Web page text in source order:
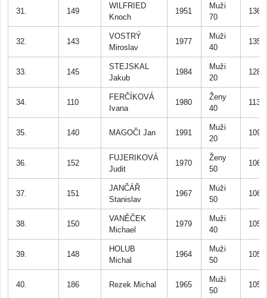
31. 149
WILFRIED
Knoch
1951
Muži
70
136
32. 143
VOSTRÝ
Miroslav
1977
Muži
40
135
33. 145
STEJSKAL
Jakub
1984
Muži
20
128
34. 110
FERČÍKOVÁ
Ivana
1980
Ženy
40
113
35. 140 MAGOČI Jan 1991
Muži
20
109
36. 152
FUJERIKOVÁ
Judit
1970
Ženy
50
106
37. 151
JANČÁŘ
Stanislav
1967
Muži
50
106
38. 150
VANĚČEK
Michael
1979
Muži
40
105
39. 148
HOLUB
Michal
1964
Muži
50
105
40. 186 Rezek Michal 1965
Muži
50
105